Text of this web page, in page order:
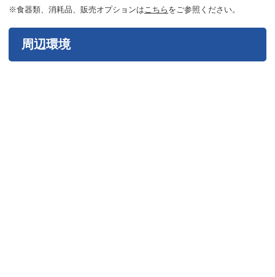
※食器類、消耗品、販売オプションはこちら をご参照ください。
周辺環境